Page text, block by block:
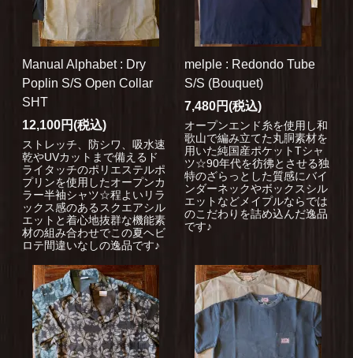
Manual Alphabet : Dry
Poplin S/S Open Collar
SHT
12,100円(税込)
ストレッチ、防シワ、吸水速
乾やUVカットまで備えるド
ライタッチのポリエステルポ
プリンを使用したオープンカ
ラー半袖シャツ☆程よいリラ
ックス感のあるスクエアシル
エットと着心地抜群な機能素
材の組み合わせでこの夏ヘビ
ロテ間違いなしの逸品です♪
melple : Redondo Tube
S/S (Bouquet)
7,480円(税込)
オープンエンド糸を使用し和
歌山で編み立てた丸胴素材を
用いた純国産ポケットTシャ
ツ☆90年代を彷彿とさせる独
特のざらっとした質感にバイ
ンダーネックやボックスシル
エットなどメイプルならでは
のこだわりを詰め込んだ逸品
です♪